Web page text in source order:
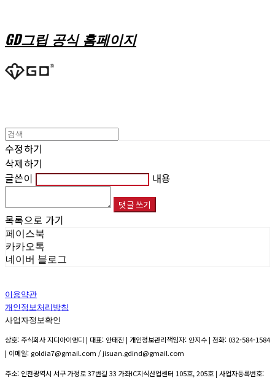
GD그립 공식 홈페이지
수정하기
삭제하기
글쓴이
내용
댓글 쓰기
목록으로 가기
페이스북
카카오톡
네이버 블로그
이용약관
개인정보처리방침
사업자정보확인
상호: 주식회사 지디아이앤디 | 대표: 안태진 | 개인정보관리책임자: 안지수 | 전화: 032-584-1584
| 이메일: goldia7@gmail.com / jisuan.gdind@gmail.com
주소: 인천광역시 서구 가정로 37번길 33 가좌IC지식산업센터 105호, 205호 | 사업자등록번호: